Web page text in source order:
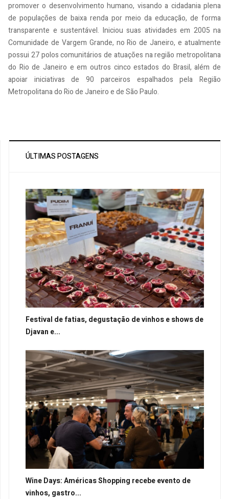
promover o desenvolvimento humano, visando a cidadania plena
de populações de baixa renda por meio da educação, de forma
transparente e sustentável. Iniciou suas atividades em 2005 na
Comunidade de Vargem Grande, no Rio de Janeiro, e atualmente
possui 27 polos comunitários de atuações na região metropolitana
do Rio de Janeiro e em outros cinco estados do Brasil, além de
apoiar iniciativas de 90 parceiros espalhados pela Região
Metropolitana do Rio de Janeiro e de São Paulo.
ÚLTIMAS POSTAGENS
Festival de fatias, degustação de vinhos e shows de
Djavan e...
Wine Days: Américas Shopping recebe evento de
vinhos, gastro...